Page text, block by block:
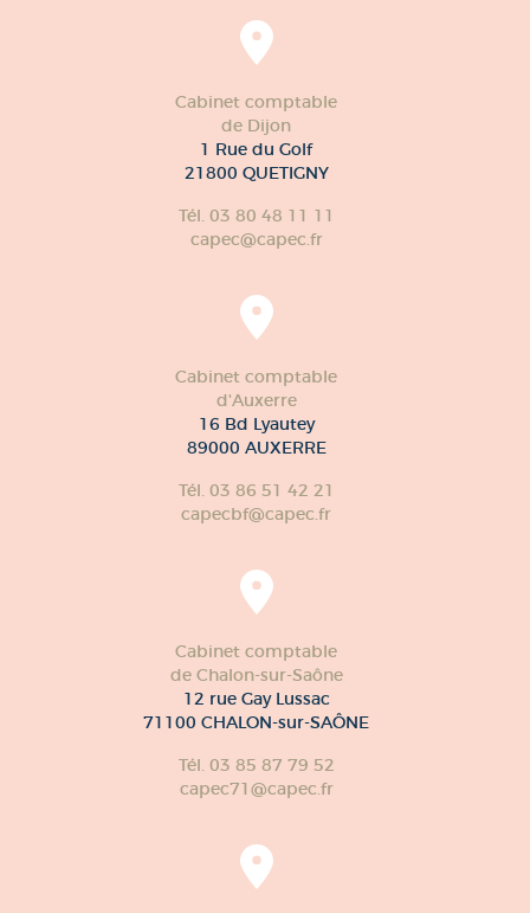
Cabinet comptable
de Dijon
1 Rue du Golf
21800 QUETIGNY
Tél. 03 80 48 11 11
capec@capec.fr
Cabinet comptable
d'Auxerre
16 Bd Lyautey
89000 AUXERRE
Tél. 03 86 51 42 21
capecbf@capec.fr
Cabinet comptable
de Chalon-sur-Saône
12 rue Gay Lussac
71100 CHALON-sur-SAÔNE
Tél. 03 85 87 79 52
capec71@capec.fr